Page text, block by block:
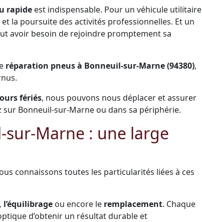
rapide est indispensable. Pour un véhicule utilitaire
la poursuite des activités professionnelles. Et un
avoir besoin de rejoindre promptement sa
réparation pneus à Bonneuil-sur-Marne (94380),
fériés, nous pouvons nous déplacer et assurer
Bonneuil-sur-Marne ou dans sa périphérie.
Marne : une large
connaissons toutes les particularités liées à ces
ou encore le remplacement. Chaque
d’obtenir un résultat durable et